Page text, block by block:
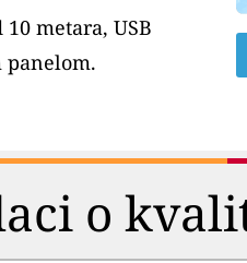
metara, USB
panelom.
o